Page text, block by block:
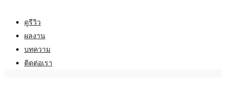
ดูรีวิว
ผลงาน
บทความ
ติดต่อเรา